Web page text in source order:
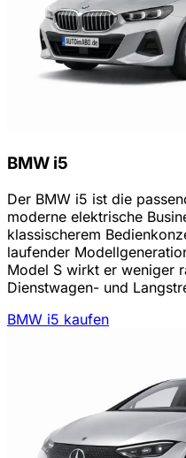
BMW i5
Der BMW i5 ist die
moderne elektrische
klassischerem
laufender
Model S wirkt er weniger
Dienstwagen- und
BMW i5 kaufen